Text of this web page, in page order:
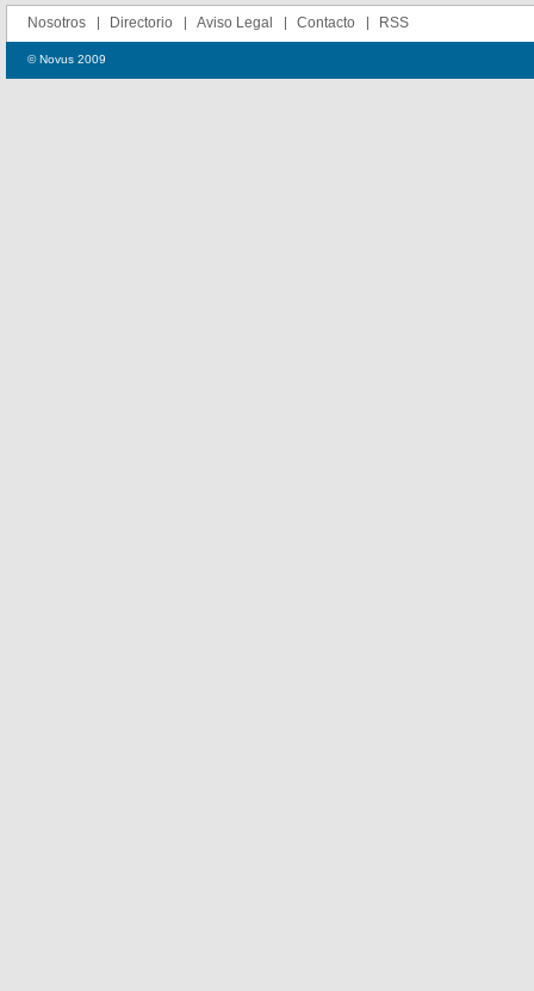
Nosotros Directorio Aviso Legal Contacto RSS
© Novus 2009